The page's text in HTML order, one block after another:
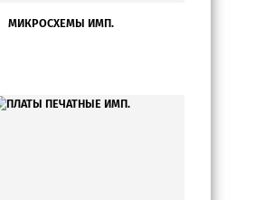
МИКРОСХЕМЫ ИМП.